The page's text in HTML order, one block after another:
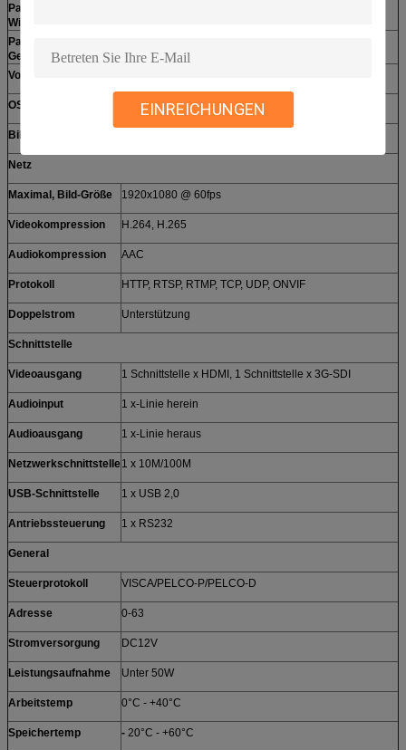
EINREICHUNGEN
Pan/Neigungs-
Winkel-Strecke
Pan/Neigungs-
Geschwindigkeit
Voreinstellungs-Zahl
OSD
Bild-leichter Schlag
Netz
Maximal, Bild-Größe 1920x1080 @ 60fps
Videokompression H.264, H.265
Audiokompression AAC
Protokoll HTTP, RTSP, RTMP, TCP, UDP, ONVIF
Doppelstrom Unterstützung
Schnittstelle
Videoausgang 1 Schnittstelle x HDMI, 1 Schnittstelle x 3G-SDI
Audioinput 1 x-Linie herein
Audioausgang 1 x-Linie heraus
Netzwerkschnittstelle1 x 10M/100M
USB-Schnittstelle 1 x USB 2,0
Antriebssteuerung 1 x RS232
General
Steuerprotokoll VISCA/PELCO-P/PELCO-D
Adresse 0-63
Stromversorgung DC12V
Leistungsaufnahme Unter 50W
Arbeitstemp 0°C - +40°C
Speichertemp - 20°C - +60°C